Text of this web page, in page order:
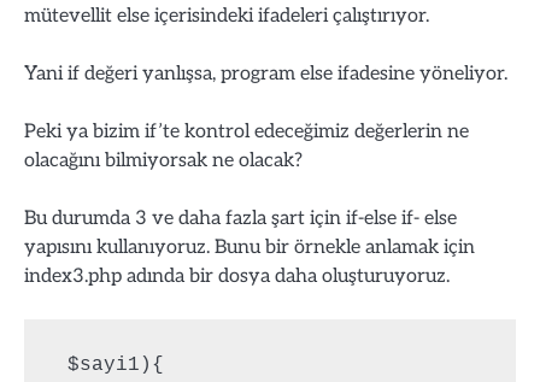
mütevellit else içerisindeki ifadeleri çalıştırıyor.
Yani if değeri yanlışsa, program else ifadesine yöneliyor.
Peki ya bizim if’te kontrol edeceğimiz değerlerin ne
olacağını bilmiyorsak ne olacak?
Bu durumda 3 ve daha fazla şart için if-else if- else
yapısını kullanıyoruz. Bunu bir örnekle anlamak için
index3.php adında bir dosya daha oluşturuyoruz.
$sayi1){